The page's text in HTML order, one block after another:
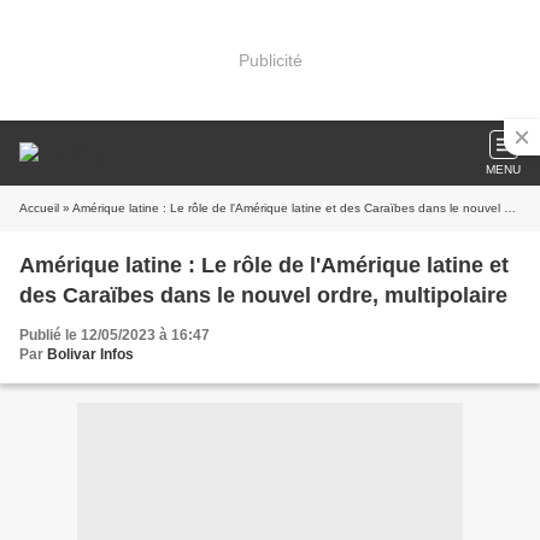
Publicité
MENU
Accueil » Amérique latine : Le rôle de l'Amérique latine et des Caraïbes dans le nouvel ordre, multipolaire
Amérique latine : Le rôle de l'Amérique latine et
des Caraïbes dans le nouvel ordre, multipolaire
Publié le 12/05/2023 à 16:47
Par Bolivar Infos